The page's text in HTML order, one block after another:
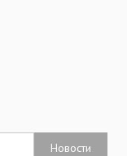
Новости